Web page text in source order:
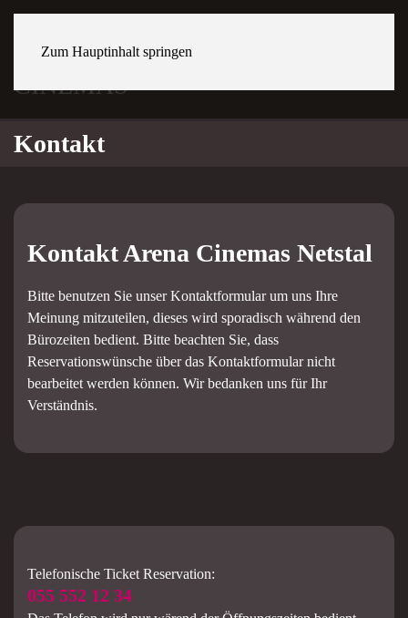
Zum Hauptinhalt springen
NETSTAL Wiggispark
Kontakt
Kontakt Arena Cinemas Netstal
Bitte benutzen Sie unser Kontaktformular um uns Ihre
Meinung mitzuteilen, dieses wird sporadisch während den
Bürozeiten bedient. Bitte beachten Sie, dass
Reservationswünsche über das Kontaktformular nicht
bearbeitet werden können. Wir bedanken uns für Ihr
Verständnis.
Telefonische Ticket Reservation:
055 552 12 34